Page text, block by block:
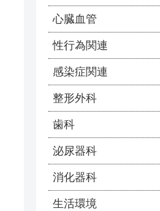
心臓血管
性行為関連
感染症関連
整形外科
歯科
泌尿器科
消化器科
生活環境